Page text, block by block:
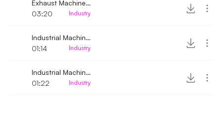
Exhaust Machine running
03:20
Industry
Industrial Machine Engine running
01:14
Industry
Industrial Machine Motor running up-close
01:22
Industry